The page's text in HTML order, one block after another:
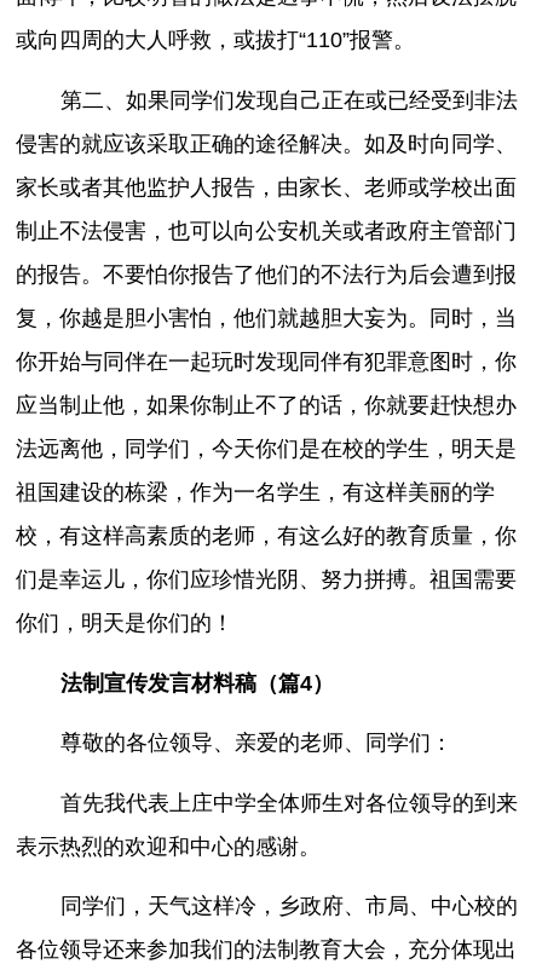
或向四周的大人呼救，或拔打“110”报警。
第二、如果同学们发现自己正在或已经受到非法
侵害的就应该采取正确的途径解决。如及时向同学、
家长或者其他监护人报告，由家长、老师或学校出面
制止不法侵害，也可以向公安机关或者政府主管部门
的报告。不要怕你报告了他们的不法行为后会遭到报
复，你越是胆小害怕，他们就越胆大妄为。同时，当
你开始与同伴在一起玩时发现同伴有犯罪意图时，你
应当制止他，如果你制止不了的话，你就要赶快想办
法远离他，同学们，今天你们是在校的学生，明天是
祖国建设的栋梁，作为一名学生，有这样美丽的学
校，有这样高素质的老师，有这么好的教育质量，你
们是幸运儿，你们应珍惜光阴、努力拼搏。祖国需要
你们，明天是你们的！
法制宣传发言材料稿（篇4）
尊敬的各位领导、亲爱的老师、同学们：
首先我代表上庄中学全体师生对各位领导的到来
表示热烈的欢迎和中心的感谢。
同学们，天气这样冷，乡政府、市局、中心校的
各位领导还来参加我们的法制教育大会，充分体现出